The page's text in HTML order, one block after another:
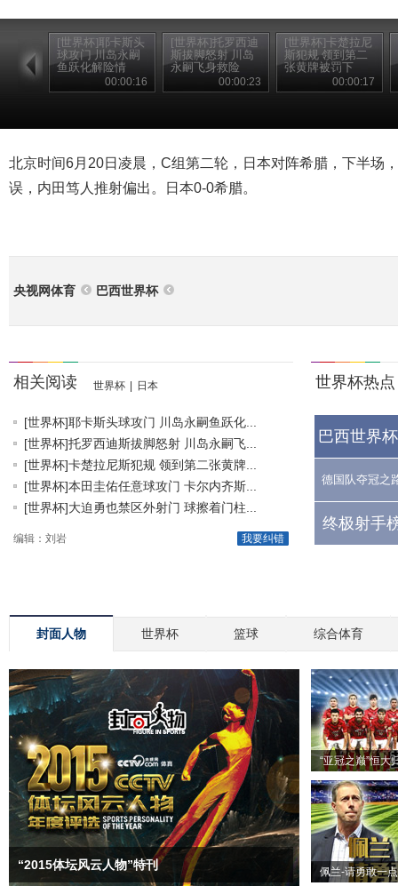
[世界杯]耶卡斯头
球攻门 川岛永嗣
鱼跃化解险情
00:00:16
[世界杯]托罗西迪
斯拔脚怒射 川岛
永嗣飞身救险
00:00:23
[世界杯]卡楚拉尼
斯犯规 领到第二
张黄牌被罚下
00:00:17
北京时间6月20日凌晨，C组第二轮，日本对阵希腊，下半场
误，内田笃人推射偏出。日本0-0希腊。
央视网体育 巴西世界杯
相关阅读 世界杯 日本
[世界杯]耶卡斯头球攻门 川岛永嗣鱼跃化...
[世界杯]托罗西迪斯拔脚怒射 川岛永嗣飞...
[世界杯]卡楚拉尼斯犯规 领到第二张黄牌...
[世界杯]本田圭佑任意球攻门 卡尔内齐斯...
[世界杯]大迫勇也禁区外射门 球擦着门柱...
我要纠错
编辑：刘岩
世界杯热点
巴西世界
德国队夺冠之
终极射手
封面人物 世界杯 篮球 综合体育
“2015体坛风云人物”特刊
“亚冠之巅”恒大
佩兰-请勇敢一点